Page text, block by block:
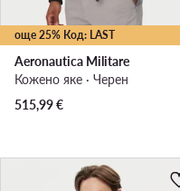
още 25% Код: LAST
Aeronautica Militare
Кожено яке · Черен
515,99€